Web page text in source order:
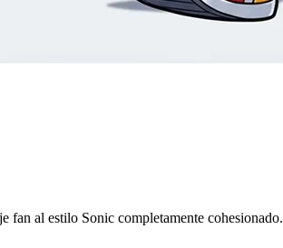
fan al estilo Sonic completamente cohesionado.